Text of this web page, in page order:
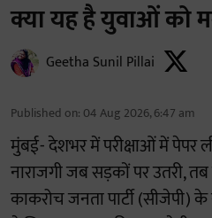
क्या यह है युवाओं को
Geetha Sunil Pillai
Published on: 04 Aug 2026, 6:47 am
मुंबई- देशभर में परीक्षाओं में
नाराजगी जब सड़कों पर उतरी,
काकरोच जनता पार्टी